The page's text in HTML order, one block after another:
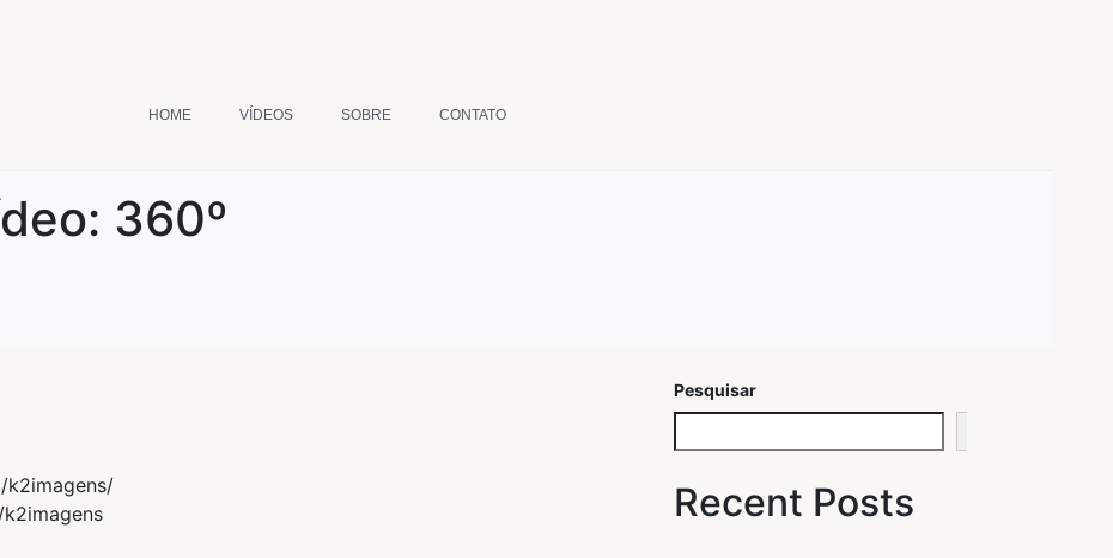
HOME VÍDEOS SOBRE CONTATO
360º
k2imagens/
Pesquisar
Recent Posts